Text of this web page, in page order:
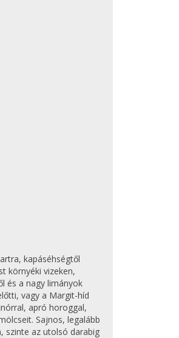
kapáséhségtől
környéki vizeken,
és a nagy limányok
vagy a Margit-híd
apró horoggal,
Sajnos, legalább
szinte az utolsó darabig